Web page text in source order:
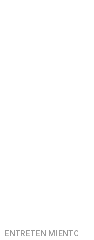
ENTRETENIMIENTO